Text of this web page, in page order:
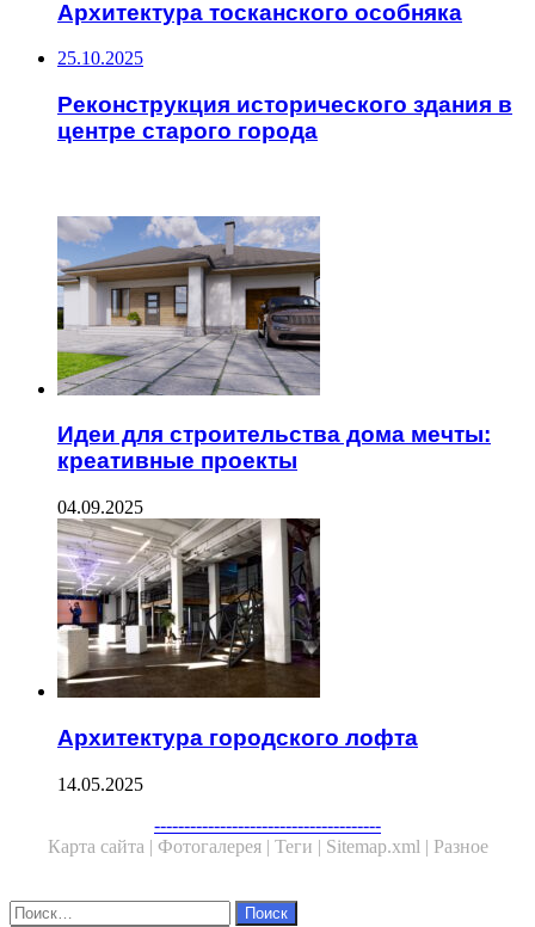
Архитектура тосканского особняка
25.10.2025
Реконструкция исторического здания в
центре старого города
Идеи для строительства дома мечты:
креативные проекты
04.09.2025
Архитектура городского лофта
14.05.2025
--------------------------------------
Карта сайта | Фотогалерея | Теги | Sitemap.xml | Разное
Close
Найти: